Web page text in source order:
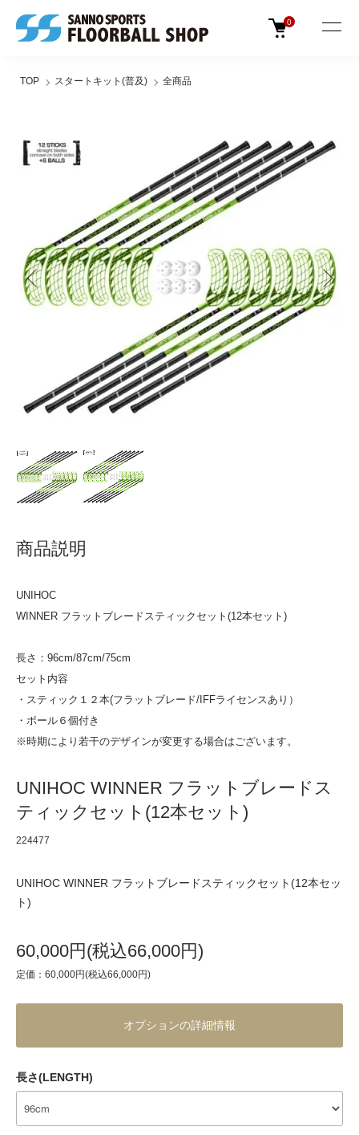
0
TOP スタートキット(普及) 全商品
商品説明
UNIHOC
WINNER フラットブレードスティックセット(12本セット)
長さ：96cm/87cm/75cm
セット内容
・スティック１２本(フラットブレード/IFFライセンスあり）
・ボール６個付き
※時期により若干のデザインが変更する場合はございます。
UNIHOC WINNER フラットブレードス
ティックセット(12本セット)
224477
UNIHOC WINNER フラットブレードスティックセット(12本セッ
ト)
60,000円(税込66,000円)
定価：60,000円(税込66,000円)
オプションの詳細情報
長さ(LENGTH)